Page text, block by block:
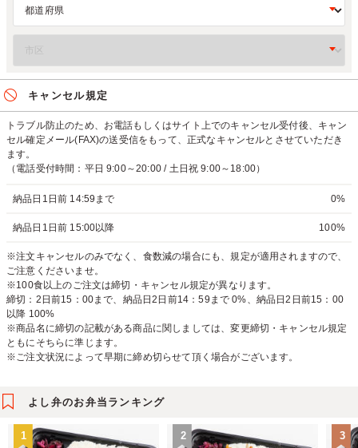
キャンセル規定
トラブル防止のため、お電話もしくはサイト上でのキャンセル受付後、キャン
セル確定メール(FAX)の送受信をもって、正式なキャンセルとさせていただき
ます。
（電話受付時間：平日 9:00～20:00 / 土日祝 9:00～18:00）
納品日1日前 14:59まで 0%
納品日1日前 15:00以降 100%
※注文キャンセルのみでなく、食数減の場合にも、規定が適用されますので、
ご注意くださいませ。
※100食以上のご注文は締切・キャンセル規定が異なります。
締切：2日前15：00まで、納品日2日前14：59まで 0%、納品日2日前15：00
以降 100%
※商品名に締切の記載がある商品に関しましては、変更締切・キャンセル規定
ともにそちらに準じます。
※ご注文状況によって早期に締め切らせて頂く場合がございます。
よし弁のお弁当ランキング
1 2 3